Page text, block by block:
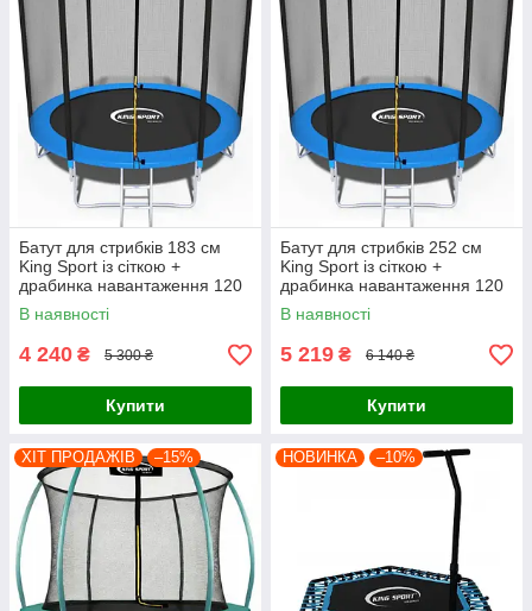
Батут для стрибків 183 см
King Sport із сіткою +
драбинка навантаження 120
кг
В наявності
4 240 ₴ 5 300 ₴
Купити
Батут для стрибків 252 см
King Sport із сіткою +
драбинка навантаження 120
кг
В наявності
5 219 ₴ 6 140 ₴
Купити
ХІТ ПРОДАЖІВ –15% НОВИНКА –10%